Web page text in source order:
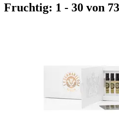
Fruchtig: 1 - 30 von